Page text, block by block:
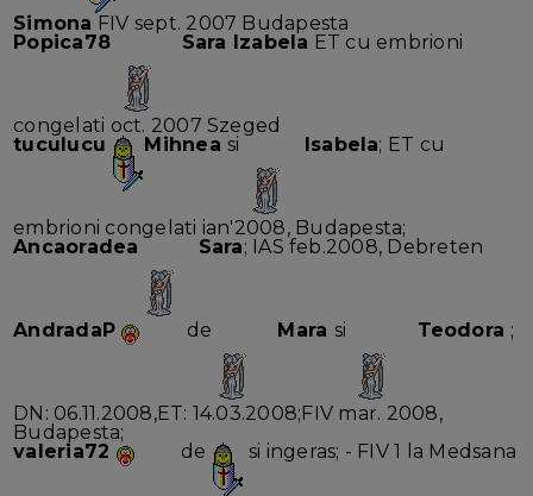
Simona FIV sept. 2007 Budapesta
Popica78
Sara Izabela ET cu embrioni
congelati oct. 2007 Szeged
tuculucu
Mihneasi Isabela; ET cu
embrioni congelati ian'2008, Budapesta;
Ancaoradea
Sara; IAS feb.2008, Debreten
AndradaP de Mara si Teodora ;
DN: 06.11.2008,ET: 14.03.2008;FIV mar. 2008,
Budapesta;
valeria72
de si ingeras; - FIV 1 la Medsana